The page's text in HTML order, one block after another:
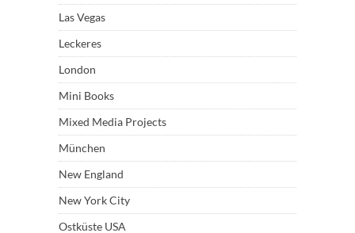
Las Vegas
Leckeres
London
Mini Books
Mixed Media Projects
München
New England
New York City
Ostküste USA